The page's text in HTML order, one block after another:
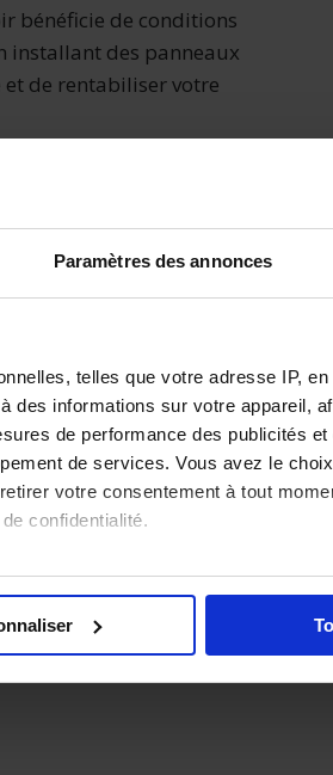
Paramètres des annonces
telles que votre adresse IP,
informations sur votre appareil,
de performance des publicités
de services. Vous avez le
votre consentement à tout
confidentialité.
en relever les caractéristiques
et définir vos préférences,
à tout moment à partir de la
bénéficie de conditions
installant des panneaux
et de rentabiliser votre